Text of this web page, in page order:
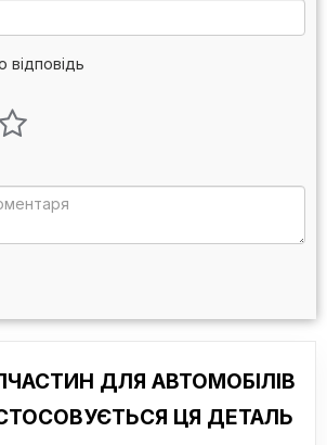
відповідь
ДЛЯ АВТОМОБІЛІВ
ЦЯ ДЕТАЛЬ